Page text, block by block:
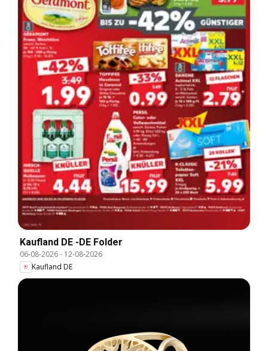
Kaufland DE -DE Folder
06-08-2026- 12-08-2026
Kaufland DE